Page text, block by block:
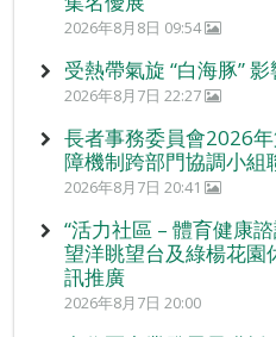
2026年8月8日 09:54
受熱帶氣旋 “白海豚”
2026年8月7日 22:27
長者事務委員會2026
障機制跨部門協調小組
2026年8月7日 20:41
“活力社區 – 體育健康
望洋眺望台及綠楊花園
訊推廣
2026年8月7日 20:00